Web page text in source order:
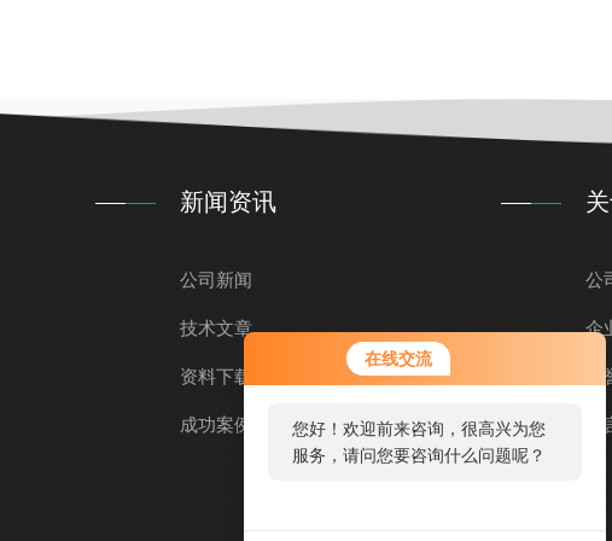
在线交流
您好！欢迎前来咨询，很高兴为您
服务，请问您要咨询什么问题呢？
新闻资讯
公司新闻
技术文章
资料下载
成功案例
公
企